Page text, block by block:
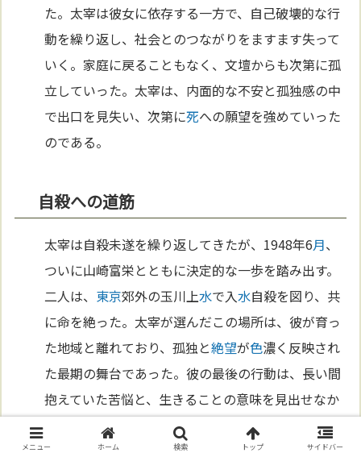
た。太宰は彼女に依存する一方で、自己破壊的な行
動を繰り返し、社会とのつながりをますます失って
いく。家庭に戻ることもなく、文壇からも次第に孤
立していった。太宰は、内面的な不安と孤独感の中
で出口を見失い、次第に死への願望を強めていった
のである。
自殺への道筋
太宰は自殺未遂を繰り返してきたが、1948年6月、
ついに山崎富栄とともに決定的な一歩を踏み出す。
二人は、 東京郊外の玉川上水で入水自殺を図り、共
に命を絶った。太宰が選んだこの場所は、彼が育っ
た地域と離れており、孤独と絶望が色濃く反映され
た最期の舞台であった。彼の最後の行動は、長い間
抱えていた苦悩と、生きることの意味を見出せなか
の結果であった。
メニュー ホーム 検索 トップ サイドバー